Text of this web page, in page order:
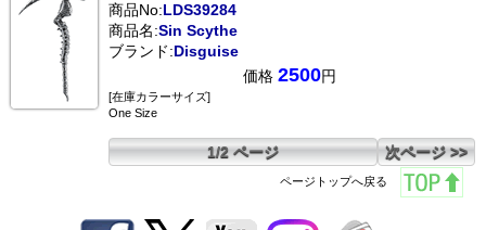
商品No:LDS39284
商品名:Sin Scythe
ブランド:Disguise
価格 2500円
[在庫カラーサイズ]
One Size
1/2 ページ 次ページ >>
ページトップへ戻る